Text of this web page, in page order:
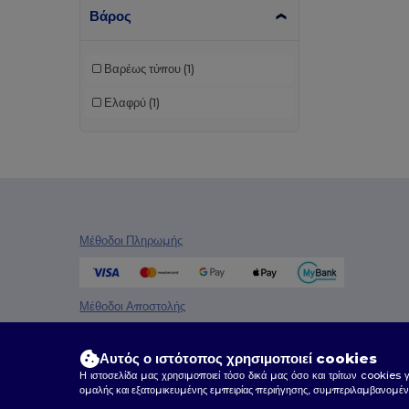
Result
Roly Sport (55)
Russell (4)
SF Mini (5)
SF Women
SOL'S (17)
Spiro
Stedman (4)
Βάρος
Βαρέως τύπου (1)
Ελαφρύ (1)
Μέθοδοι Πληρωμής
Μέθοδοι Αποστολής
Αυτός ο ιστότοπος χρησιμοποιεί cookies
Η ιστοσελίδα μας χρησιμοποιεί τόσο δικά μας όσο και τρίτων cookies
ομαλής και εξατομικευμένης εμπειρίας περιήγησης,